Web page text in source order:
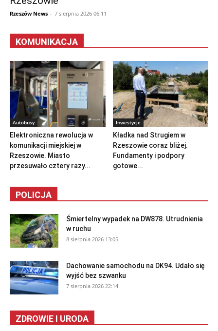
Rzeszów News - 7 sierpnia 2026 06:11
KOMUNIKACJA
Autobusy
Elektroniczna rewolucja w
komunikacji miejskiej w
Rzeszowie. Miasto
przesuwało cztery razy...
Inwestycje
Kładka nad Strugiem w
Rzeszowie coraz bliżej.
Fundamenty i podpory
gotowe...
POLICJA
Śmiertelny wypadek na DW878. Utrudnienia
w ruchu
8 sierpnia 2026 13:05
Dachowanie samochodu na DK94. Udało się
wyjść bez szwanku
7 sierpnia 2026 22:14
ZDROWIE I URODA